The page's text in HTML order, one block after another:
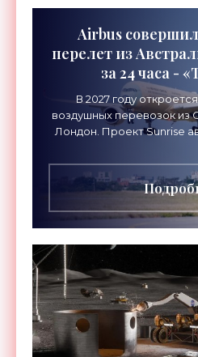
Airbus
перелет из
за 24 часа -
В 2027 году
воздушных перевозок из
Лондон. Проект Sunrise